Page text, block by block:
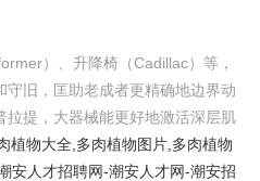
）、升降椅（Cadillac）等，
旧，匡助老成者更精确地边界动
提，大器械能更好地激活深层肌
植物大全,多肉植物图片,多肉植物
安人才招聘网-潮安人才网-潮安招